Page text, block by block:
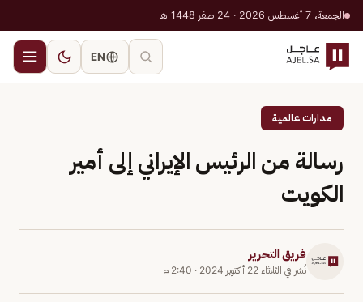
الجمعة، 7 أغسطس 2026 · 24 صفر 1448 هـ
EN
مدارات عالمية
رسالة من الرئيس الإيراني إلى أمير
الكويت
فريق التحرير
نُشر في الثلاثاء 22 أكتوبر 2024 · 2:40 م